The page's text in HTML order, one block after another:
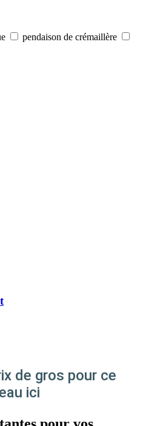
pendaison de crémaillère
de gros pour ce
ici